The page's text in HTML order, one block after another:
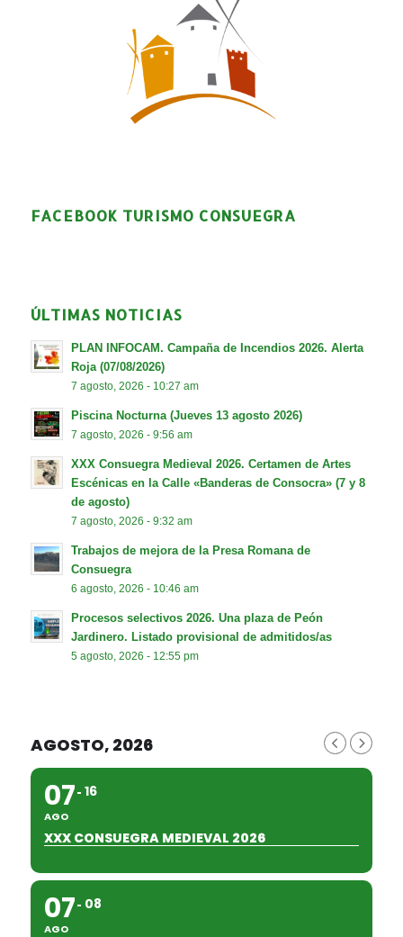
FACEBOOK TURISMO CONSUEGRA
ÚLTIMAS NOTICIAS
PLAN INFOCAM. Campaña de Incendios 2026. Alerta
Roja (07/08/2026)
7 agosto, 2026 - 10:27 am
Piscina Nocturna (Jueves 13 agosto 2026)
7 agosto, 2026 - 9:56 am
XXX Consuegra Medieval 2026. Certamen de Artes
Escénicas en la Calle «Banderas de Consocra» (7 y 8
de agosto)
7 agosto, 2026 - 9:32 am
Trabajos de mejora de la Presa Romana de
Consuegra
6 agosto, 2026 - 10:46 am
Procesos selectivos 2026. Una plaza de Peón
Jardinero. Listado provisional de admitidos/as
5 agosto, 2026 - 12:55 pm
AGOSTO, 2026
07
AGO
16
XXX CONSUEGRA MEDIEVAL 2026
07
AGO
08